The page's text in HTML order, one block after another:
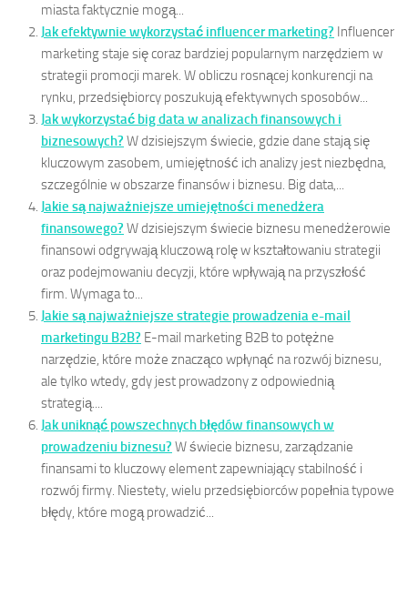
miasta faktycznie mogą...
Jak efektywnie wykorzystać influencer marketing? Influencer
marketing staje się coraz bardziej popularnym narzędziem w
strategii promocji marek. W obliczu rosnącej konkurencji na
rynku, przedsiębiorcy poszukują efektywnych sposobów...
Jak wykorzystać big data w analizach finansowych i
biznesowych? W dzisiejszym świecie, gdzie dane stają się
kluczowym zasobem, umiejętność ich analizy jest niezbędna,
szczególnie w obszarze finansów i biznesu. Big data,...
Jakie są najważniejsze umiejętności menedżera
finansowego? W dzisiejszym świecie biznesu menedżerowie
finansowi odgrywają kluczową rolę w kształtowaniu strategii
oraz podejmowaniu decyzji, które wpływają na przyszłość
firm. Wymaga to...
Jakie są najważniejsze strategie prowadzenia e-mail
marketingu B2B? E-mail marketing B2B to potężne
narzędzie, które może znacząco wpłynąć na rozwój biznesu,
ale tylko wtedy, gdy jest prowadzony z odpowiednią
strategią....
Jak uniknąć powszechnych błędów finansowych w
prowadzeniu biznesu? W świecie biznesu, zarządzanie
finansami to kluczowy element zapewniający stabilność i
rozwój firmy. Niestety, wielu przedsiębiorców popełnia typowe
błędy, które mogą prowadzić...